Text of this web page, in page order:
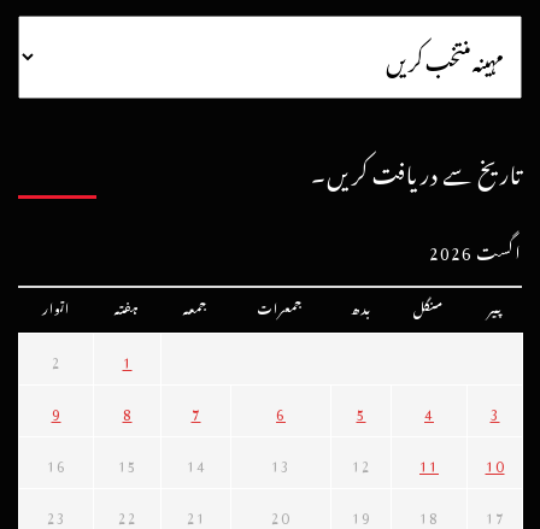
تاریخ سے دریافت کریں۔
اگست 2026
پیر منگل بدھ جمعرات جمعہ ہفتہ اتوار
1
2
3
4
5
6
7
8
9
10
11
12
13
14
15
16
17
18
19
20
21
22
23